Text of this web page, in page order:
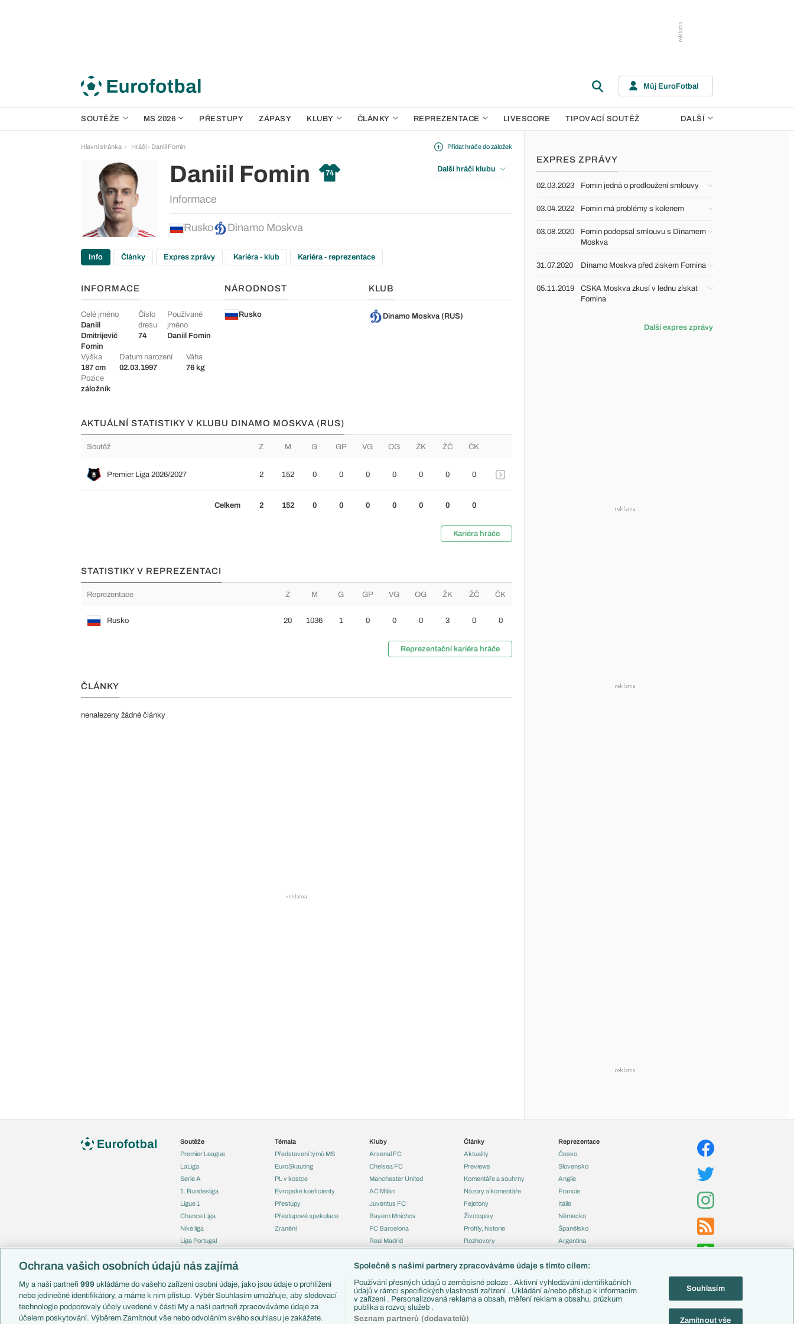
Můj EuroFotbal
SOUTĚŽE MS 2026 PŘESTUPY ZÁPASY KLUBY ČLÁNKY REPREZENTACE LIVESCORE TIPOVACÍ SOUTĚŽ DALŠÍ
Hlavní stránka Hráči - Daniil Fomin
Daniil Fomin 74
Informace
Rusko Dinamo Moskva
Přidat hráče do záložek
Další hráči klubu
Info Články Expres zprávy Kariéra - klub Kariéra - reprezentace
INFORMACE
Celé jméno
Daniil
Dmitrijevič
Fomin
Číslo
dresu
74
Používané
jméno
Daniil Fomin
Výška
187 cm
Datum narození
02.03.1997
Váha
76 kg
Pozice
záložník
NÁRODNOST
Rusko
KLUB
Dinamo Moskva (RUS)
AKTUÁLNÍ STATISTIKY V KLUBU DINAMO MOSKVA (RUS)
Soutěž Z M G GP VG OG ŽK ŽČ ČK
Premier Liga 2026/2027 2 152 0 0 0 0 0 0 0
Celkem 2 152 0 0 0 0 0 0 0
Kariéra hráče
STATISTIKY V REPREZENTACI
Reprezentace Z M G GP VG OG ŽK ŽČ ČK
Rusko 20 1036 1 0 0 0 3 0 0
Reprezentační kariéra hráče
ČLÁNKY
nenalezeny žádné články
EXPRES ZPRÁVY
02.03.2023 Fomin jedná o prodloužení smlouvy
03.04.2022 Fomin má problémy s kolenem
03.08.2020
Fomin podepsal smlouvu s Dinamem
Moskva
31.07.2020 Dinamo Moskva před ziskem Fomina
05.11.2019
CSKA Moskva zkusí v lednu získat
Fomina
Další expres zprávy
Soutěže
Premier League
LaLiga
Serie A
1. Bundesliga
Ligue 1
Chance Liga
Niké liga
Liga Portugal
Liga mistrů
Mistrovství světa
Liga národů
Témata
Představení týmů MS
EuroSkauting
PL v kostce
Evropské koeficienty
Přestupy
Přestupové spekulace
Zranění
Kluby
Arsenal FC
Chelsea FC
Manchester United
AC Milán
Juventus FC
Bayern Mnichov
FC Barcelona
Real Madrid
Články
Aktuality
Previews
Komentáře a souhrny
Názory a komentáře
Fejetony
Životopisy
Profily, historie
Rozhovory
Reprezentace
Česko
Slovensko
Anglie
Francie
Itálie
Německo
Španělsko
Argentina
Zápasy
Livescore
Ochrana vašich osobních údajů nás zajímá
My a naši partneři 999 ukládáme do vašeho zařízení osobní údaje, jako jsou údaje o prohlížení
nebo jedinečné identifikátory, a máme k nim přístup. Výběr Souhlasím umožňuje, aby sledovací
technologie podporovaly účely uvedené v části My a naši partneři zpracováváme údaje za
účelem poskytování. Výběrem Zamítnout vše nebo odvoláním svého souhlasu je zakážete.
Společně s našimi partnery zpracováváme údaje s tímto cílem:
Používání přesných údajů o zeměpisné poloze . Aktivní vyhledávání identifikačních
údajů v rámci specifických vlastností zařízení . Ukládání a/nebo přístup k informacím
v zařízení . Personalizovaná reklama a obsah, měření reklam a obsahu, průzkum
publika a rozvoj služeb .
Seznam partnerů (dodavatelů)
Souhlasím
Zamítnout vše